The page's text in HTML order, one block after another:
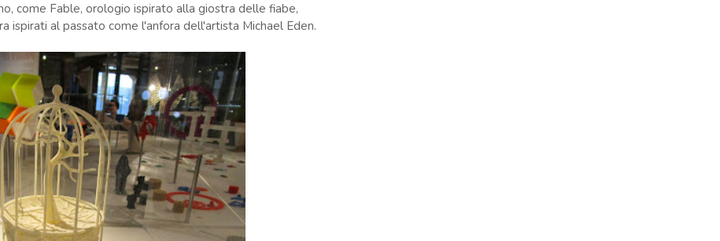
come Fable, orologio ispirato alla giostra delle fiabe,
ispirati al passato come l'anfora dell'artista Michael Eden.